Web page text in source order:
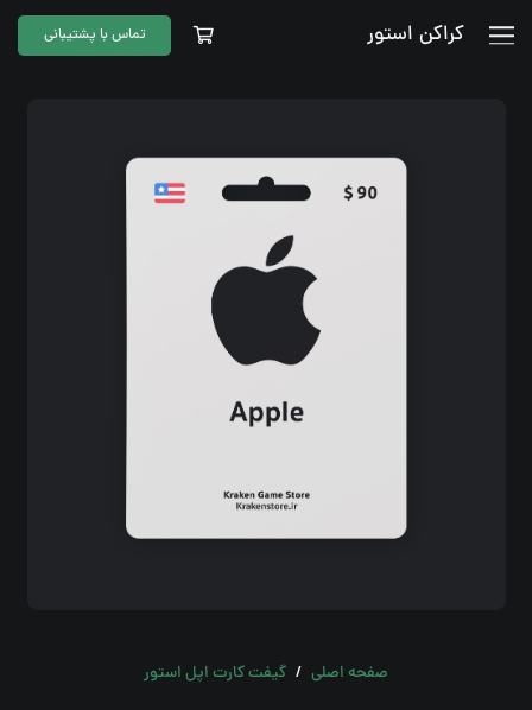
کراکن استور تماس با پشتیبانی
صفحه اصلی / گیفت کارت اپل استور